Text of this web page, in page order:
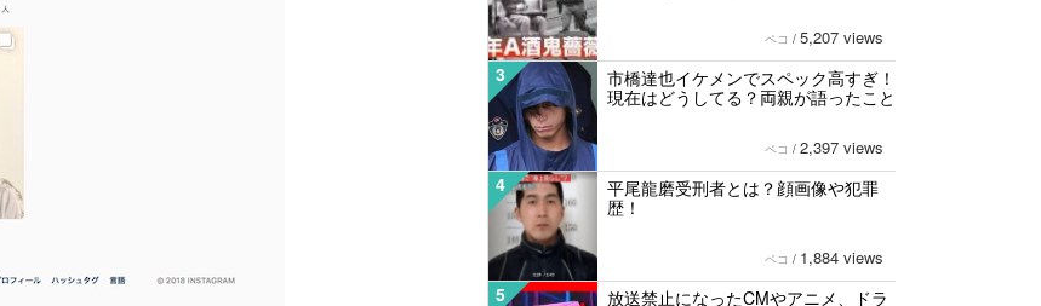
ペコ / 5,207 views
3
市橋達也イケメンでスペック高すぎ！
現在はどうしてる？両親が語ったこと
ペコ / 2,397 views
4
平尾龍磨受刑者とは？顔画像や犯罪
歴！
ペコ / 1,884 views
5
放送禁止になったCMやアニメ、ドラ